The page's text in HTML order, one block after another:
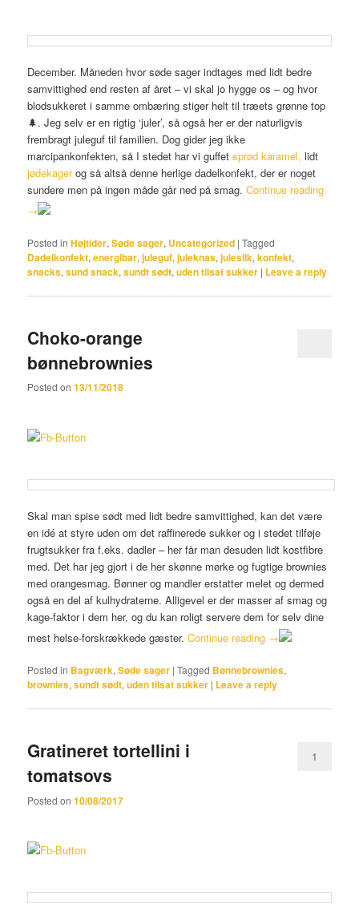
December. Måneden hvor søde sager indtages med lidt bedre
samvittighed end resten af året – vi skal jo hygge os – og hvor
blodsukkeret i samme ombæring stiger helt til træets grønne top
🌲. Jeg selv er en rigtig ‘juler’, så også her er der naturligvis
frembragt juleguf til familien. Dog gider jeg ikke
marcipankonfekten, så I stedet har vi guffetsprød karamel, lidt
jødekagerog så altså denne herlige dadelkonfekt, der er noget
sundere men på ingen måde går ned på smag.Continue reading
→
Posted in Højtider,Søde sager, Uncategorized |Tagged
Dadelkonfekt,energibar,juleguf,juleknas,juleslik,konfekt,
snacks,sund snack,sundt sødt,uden tilsat sukker | Leave a reply
Choko-orange
bønnebrownies
Posted on13/11/2018
Skal man spise sødt med lidt bedre samvittighed, kan det være
en idé at styre uden om det raffinerede sukker og i stedet tilføje
frugtsukker fra f.eks. dadler – her får man desuden lidt kostfibre
med. Det har jeg gjort i de her skønne mørke og fugtige brownies
med orangesmag. Bønner og mandler erstatter melet og dermed
også en del af kulhydraterne. Alligevel er der masser af smag og
kage-faktor i dem her, og du kan roligt servere dem for selv dine
mest helse-forskrækkede gæster. Continue reading →
Posted in Bagværk,Søde sager |Tagged Bønnebrownies,
brownies,sundt sødt,uden tilsat sukker | Leave a reply
Gratineret tortellini i
tomatsovs
Posted on10/08/2017
1